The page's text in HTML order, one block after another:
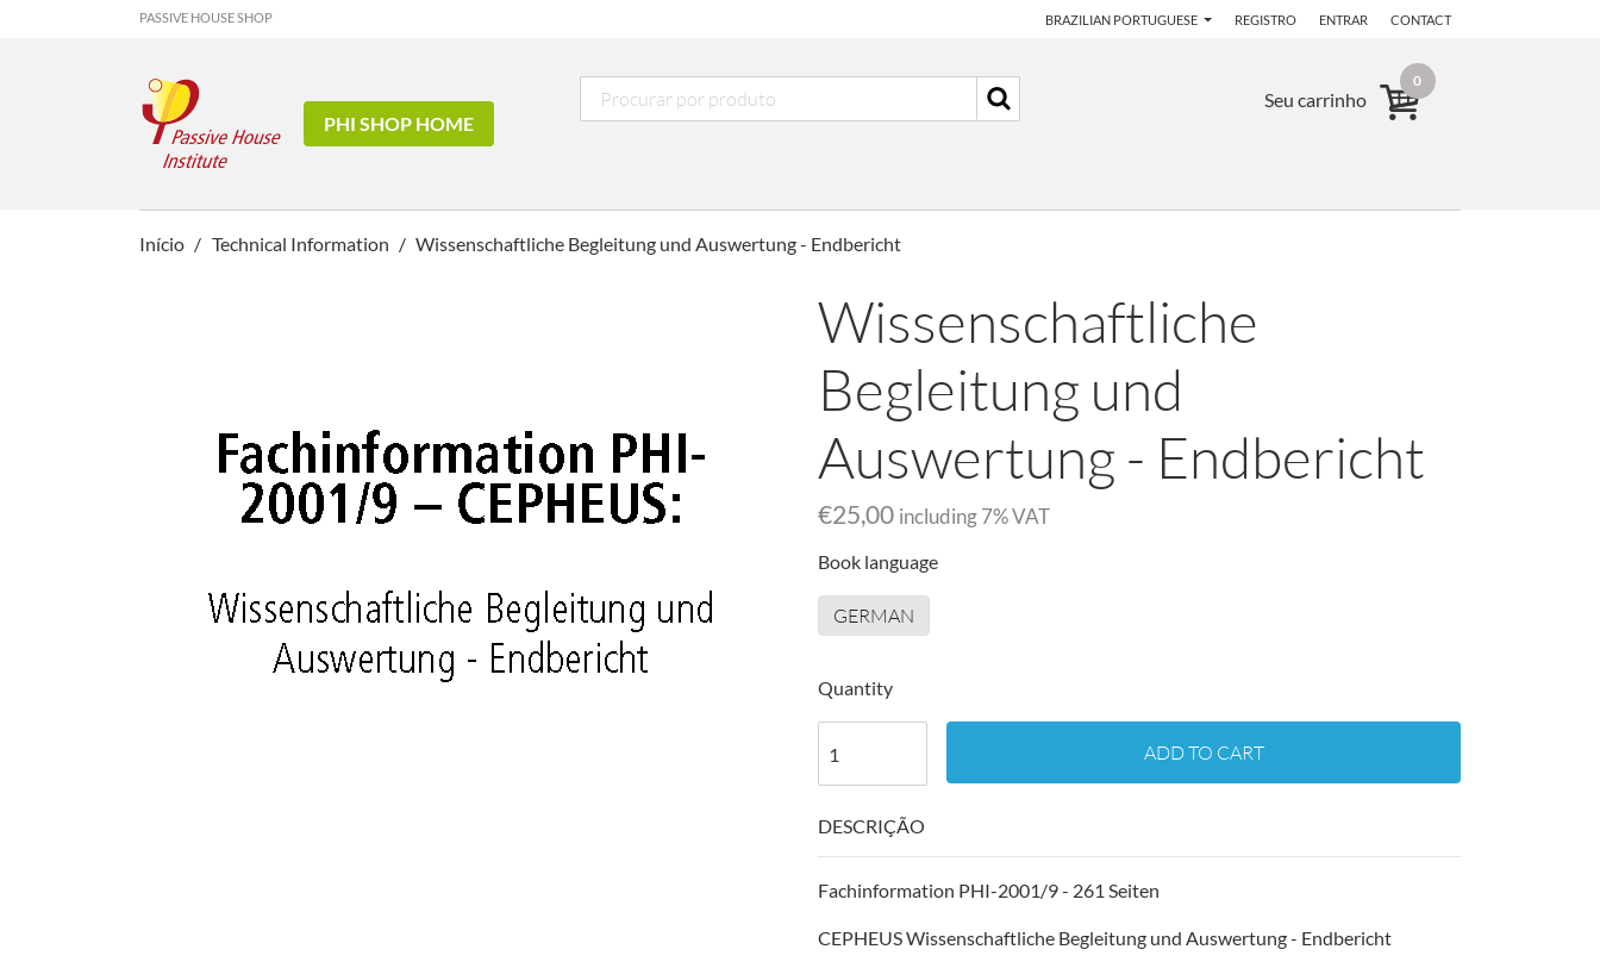
PASSIVE HOUSE SHOP BRAZILIAN PORTUGUESE REGISTRO ENTRAR CONTACT
PHI SHOP HOME
Seu carrinho
0
Início Technical Information Wissenschaftliche Begleitung und Auswertung - Endbericht
Wissenschaftliche
Begleitung und
Auswertung - Endbericht
€25,00 including 7% VAT
Book language
GERMAN
Quantity
ADD TO CART
DESCRIÇÃO
Fachinformation PHI-2001/9 - 261 Seiten
CEPHEUS Wissenschaftliche Begleitung und Auswertung - Endbericht